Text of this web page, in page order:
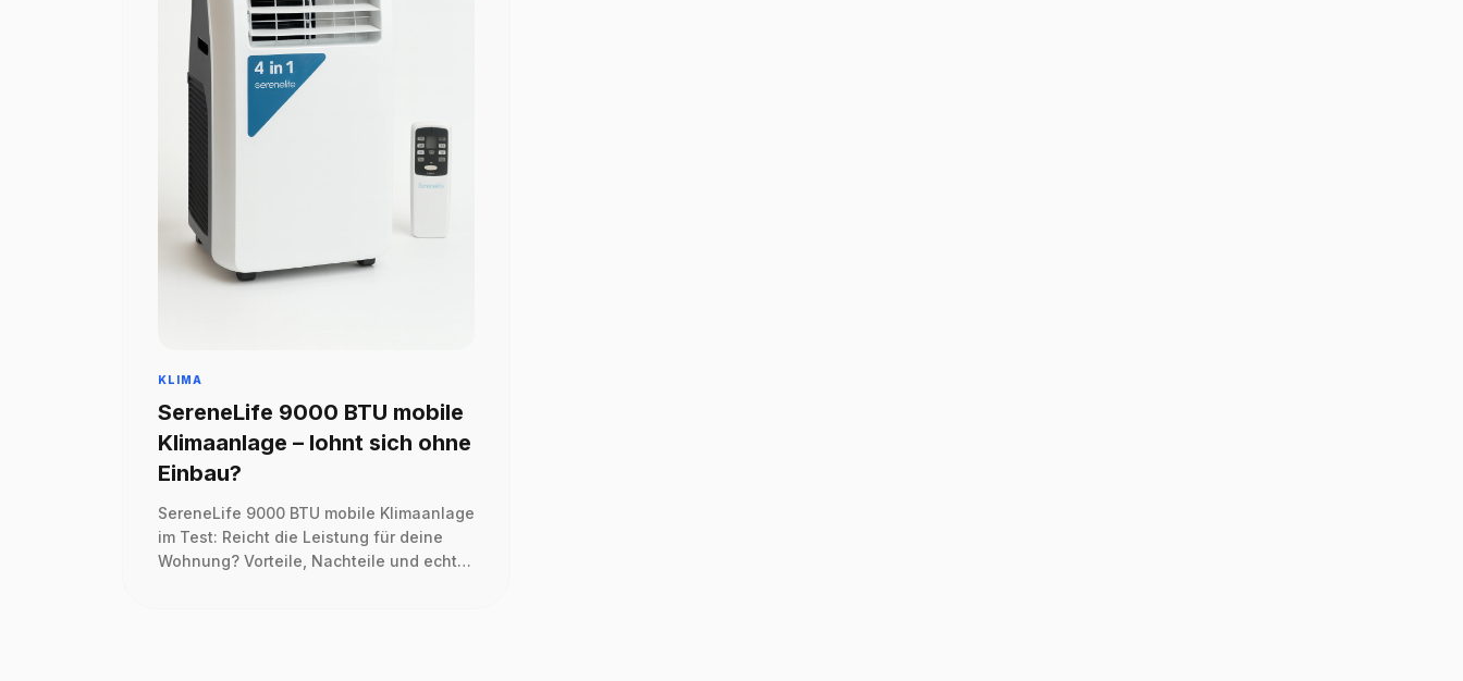
KLIMA
SereneLife 9000 BTU mobile
Klimaanlage – lohnt sich ohne
Einbau?
SereneLife 9000 BTU mobile Klimaanlage
im Test: Reicht die Leistung für deine
Wohnung? Vorteile, Nachteile und echte